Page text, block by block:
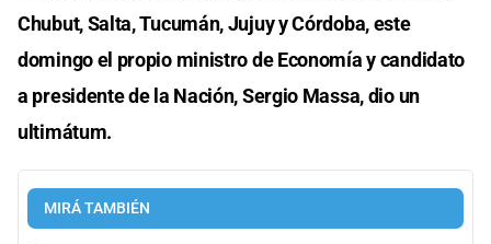
Chubut, Salta, Tucumán, Jujuy y Córdoba, este
domingo el propio ministro de Economía y candidato
a presidente de la Nación, Sergio Massa, dio un
ultimátum.
MIRÁ TAMBIÉN